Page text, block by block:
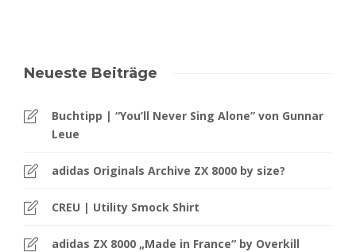
Neueste Beiträge
Buchtipp | “You’ll Never Sing Alone” von Gunnar
Leue
adidas Originals Archive ZX 8000 by size?
CREU | Utility Smock Shirt
adidas ZX 8000 „Made in France“ by Overkill